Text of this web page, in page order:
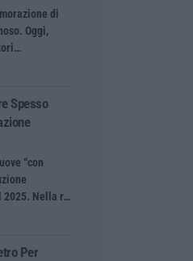
di
Oggi,
Spesso
“con
2025. Nella r…
Per